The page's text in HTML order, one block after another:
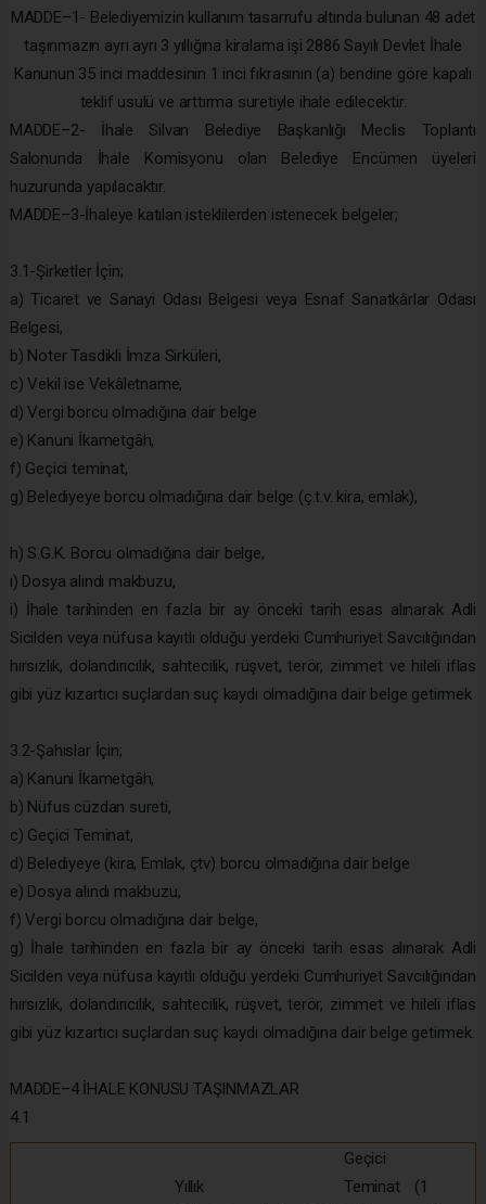
MADDE–1- Belediyemizin kullanım tasarrufu altında bulunan 48 adet
taşınmazın ayrı ayrı 3 yıllığına kiralama işi 2886 Sayılı Devlet İhale
Kanunun 35 inci maddesinin 1 inci fıkrasının (a) bendine göre kapalı
teklif usulü ve arttırma suretiyle ihale edilecektir.
MADDE–2- İhale Silvan Belediye Başkanlığı Meclis Toplantı
Salonunda İhale Komisyonu olan Belediye Encümen üyeleri
huzurunda yapılacaktır.
MADDE–3-İhaleye katılan isteklilerden istenecek belgeler;
3.1-Şirketler İçin;
a) Ticaret ve Sanayi Odası Belgesi veya Esnaf Sanatkârlar Odası
Belgesi,
b) Noter Tasdikli İmza Sirküleri,
c) Vekil ise Vekâletname,
d) Vergi borcu olmadığına dair belge
e) Kanuni İkametgâh,
f) Geçici teminat,
g) Belediyeye borcu olmadığına dair belge (ç.t.v. kira, emlak),
h) S.G.K. Borcu olmadığına dair belge,
ı) Dosya alındı makbuzu,
i) İhale tarihinden en fazla bir ay önceki tarih esas alınarak Adli
Sicilden veya nüfusa kayıtlı olduğu yerdeki Cumhuriyet Savcılığından
hırsızlık, dolandırıcılık, sahtecilik, rüşvet, terör, zimmet ve hileli iflas
gibi yüz kızartıcı suçlardan suç kaydı olmadığına dair belge getirmek
3.2-Şahıslar İçin;
a) Kanuni İkametgâh,
b) Nüfus cüzdan sureti,
c) Geçici Teminat,
d) Belediyeye (kira, Emlak, çtv) borcu olmadığına dair belge
e) Dosya alındı makbuzu,
f) Vergi borcu olmadığına dair belge,
g) İhale tarihinden en fazla bir ay önceki tarih esas alınarak Adli
Sicilden veya nüfusa kayıtlı olduğu yerdeki Cumhuriyet Savcılığından
hırsızlık, dolandırıcılık, sahtecilik, rüşvet, terör, zimmet ve hileli iflas
gibi yüz kızartıcı suçlardan suç kaydı olmadığına dair belge getirmek.
MADDE–4 İHALE KONUSU TAŞINMAZLAR
4.1
Yıllık
Geçici
Teminat (1